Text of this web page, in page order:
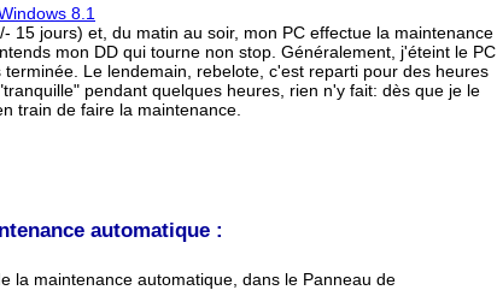
8.1
15 jours) et, du matin au soir, mon PC effectue la maintenance
mon DD qui tourne non stop. Généralement, j'éteint le PC
Le lendemain, rebelote, c'est reparti pour des heures
pendant quelques heures, rien n'y fait: dès que je le
train de faire la maintenance.
automatique :
la maintenance automatique, dans le Panneau de